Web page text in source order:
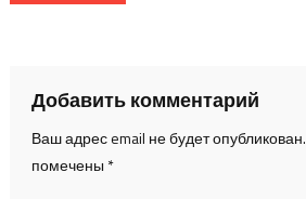
Добавить комментарий
Ваш адрес email не будет опубликован.
помечены *